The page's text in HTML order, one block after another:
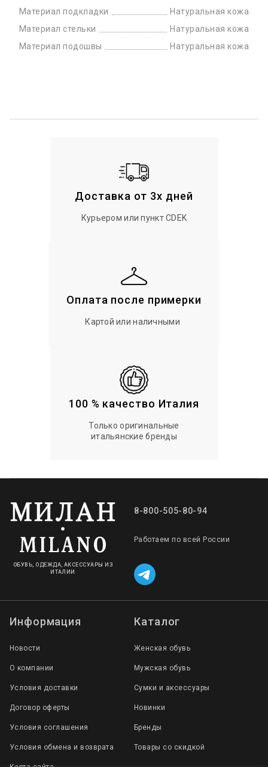
Материал подкладки
Натуральная кожа
Материал стельки
Натуральная кожа
Материал подошвы
Натуральная кожа
Доставка от 3х дней
Курьером или пункт CDEK
Оплата после примерки
Картой или наличными
100 % качество Италия
Только оригинальные
итальянские бренды
ОБУВЬ, ОДЕЖДА, АКСЕССУАРЫ ИЗ
ИТАЛИИ
8-800-505-80-94
Работаем по всей России
Информация
Новости
О компании
Условия доставки
Договор оферты
Условия соглашения
Условия обмена и возврата
Каталог
Женская обувь
Мужская обувь
Сумки и аксессуары
Новинки
Бренды
Товары со скидкой